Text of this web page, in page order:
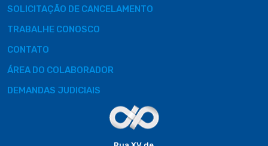
SOLICITAÇÃO DE CANCELAMENTO
TRABALHE CONOSCO
CONTATO
ÁREA DO COLABORADOR
DEMANDAS JUDICIAIS